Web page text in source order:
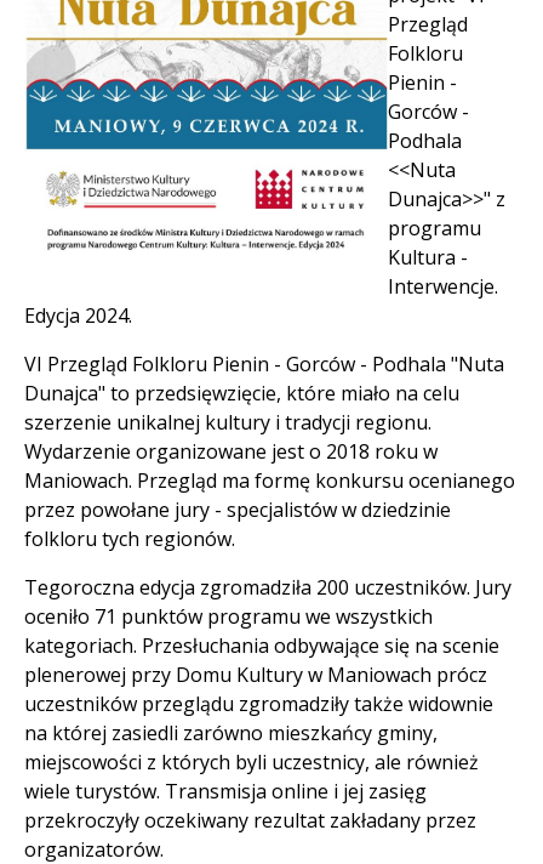
Przegląd
Folkloru
Pienin -
Gorców -
Podhala
<<Nuta
Dunajca>>" z
programu
Kultura -
Interwencje.
Edycja 2024.
VI Przegląd Folkloru Pienin - Gorców - Podhala "Nuta
Dunajca" to przedsięwzięcie, które miało na celu
szerzenie unikalnej kultury i tradycji regionu.
Wydarzenie organizowane jest o 2018 roku w
Maniowach. Przegląd ma formę konkursu ocenianego
przez powołane jury - specjalistów w dziedzinie
folkloru tych regionów.
Tegoroczna edycja zgromadziła 200 uczestników. Jury
oceniło 71 punktów programu we wszystkich
kategoriach. Przesłuchania odbywające się na scenie
plenerowej przy Domu Kultury w Maniowach prócz
uczestników przeglądu zgromadziły także widownie
na której zasiedli zarówno mieszkańcy gminy,
miejscowości z których byli uczestnicy, ale również
wiele turystów. Transmisja online i jej zasięg
przekroczyły oczekiwany rezultat zakładany przez
organizatorów.